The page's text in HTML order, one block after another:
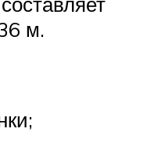
м.